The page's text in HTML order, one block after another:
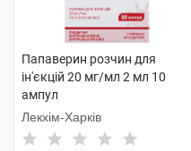
Папаверин розчин для
ін'єкцій 20 мг/мл 2 мл 10
ампул
Лекхім-Харків